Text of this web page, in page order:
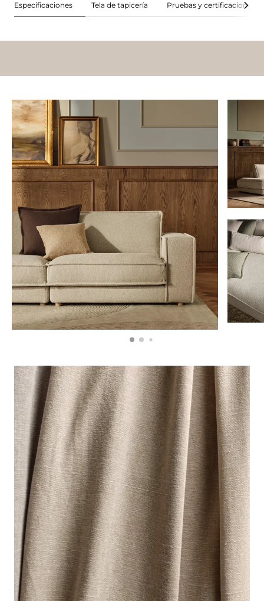
Especificaciones Tela de tapicería Pruebas y certificaciones